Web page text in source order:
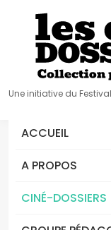
Une initiative du
ACCUEIL
A PROPOS
CINÉ-DOSSIERS